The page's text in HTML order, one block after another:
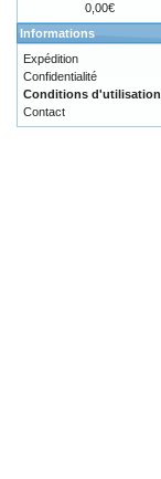
0,00€
Informations
Expédition
Confidentialité
Conditions d'utilisation
Contact